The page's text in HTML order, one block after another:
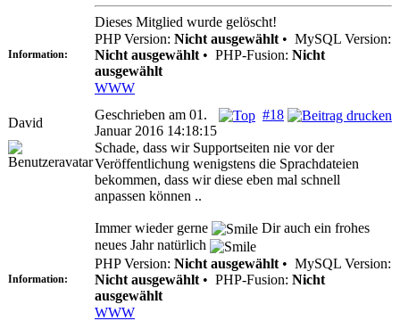
Dieses Mitglied wurde gelöscht!
Information:
PHP Version: Nicht ausgewählt • MySQL Version:
Nicht ausgewählt • PHP-Fusion: Nicht
ausgewählt
WWW
David
#18
Geschrieben am 01.
Januar 2016 14:18:15
Schade, dass wir Supportseiten nie vor der
Veröffentlichung wenigstens die Sprachdateien
bekommen, dass wir diese eben mal schnell
anpassen können ..
Immer wieder gerne
Dir auch ein frohes
neues Jahr natürlich
Information:
PHP Version: Nicht ausgewählt • MySQL Version:
Nicht ausgewählt • PHP-Fusion: Nicht
ausgewählt
WWW